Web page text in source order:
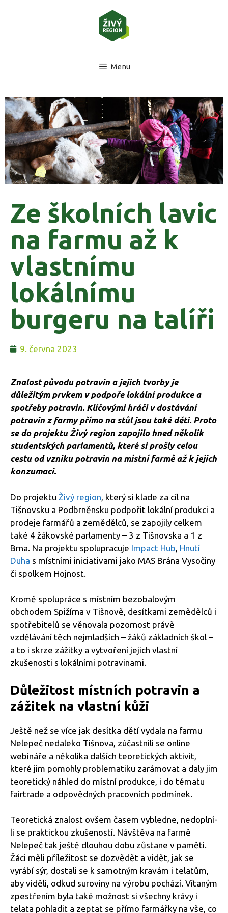
Menu
Ze školních lavic
na farmu až k
vlastnímu
lokálnímu
burgeru na talíři
9. června 2023
Znalost původu potravin a jejich tvorby je
důležitým prvkem v podpoře lokální produkce a
spotřeby potravin. Klíčovými hráči v dostávání
potravin z farmy přímo na stůl jsou také děti. Proto
se do projektu Živý region zapojilo hned několik
studentských parlamentů, které si prošly celou
cestu od vzniku potravin na místní farmě až k jejich
konzumaci.
Do projektu Živý region, který si klade za cíl na
Tišnovsku a Podbrněnsku podpořit lokální produkci a
prodeje farmářů a zemědělců, se zapojily celkem
také 4 žákovské parlamenty – 3 z Tišnovska a 1 z
Brna. Na projektu spolupracuje Impact Hub, Hnutí
Duha s místními iniciativami jako MAS Brána Vysočiny
či spolkem Hojnost.
Kromě spolupráce s místním bezobalovým
obchodem Spižírna v Tišnově, desítkami zemědělců i
spotřebitelů se věnovala pozornost právě
vzdělávání těch nejmladších – žáků základních škol –
a to i skrze zážitky a vytvoření jejich vlastní
zkušenosti s lokálními potravinami.
Důležitost místních potravin a
zážitek na vlastní kůži
Ještě než se více jak desítka dětí vydala na farmu
Nelepeč nedaleko Tišnova, zúčastnili se online
webináře a několika dalších teoretických aktivit,
které jim pomohly problematiku zarámovat a daly jim
teoretický náhled do místní produkce, i do tématu
fairtrade a odpovědných pracovních podmínek.
Teoretická znalost ovšem časem vybledne, nedoplní-
li se praktickou zkušeností. Návštěva na farmě
Nelepeč tak ještě dlouhou dobu zůstane v paměti.
Žáci měli příležitost se dozvědět a vidět, jak se
vyrábí sýr, dostali se k samotným kravám i telatům,
aby viděli, odkud suroviny na výrobu pochází. Vítaným
zpestřením byla také možnost si všechny krávy i
telata pohladit a zeptat se přímo farmářky na vše, co